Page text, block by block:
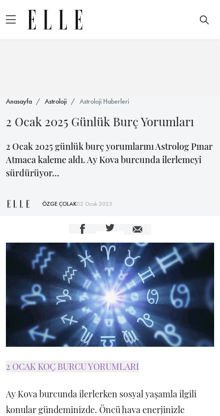
Anasayfa Astroloji Astroloji Haberleri
2 Ocak 2025 Günlük Burç Yorumları
2 Ocak 2025 günlük burç yorumlarını Astrolog Pınar
Atmaca kaleme aldı. Ay Kova burcunda ilerlemeyi
sürdürüyor...
ÖZGE ÇOLAK02 Ocak 2025
2 OCAK KOÇ BURCU YORUMLARI
Ay Kova burcunda ilerlerken sosyal yaşamla ilgili
konular gündeminizde. Öncü hava enerjinizle